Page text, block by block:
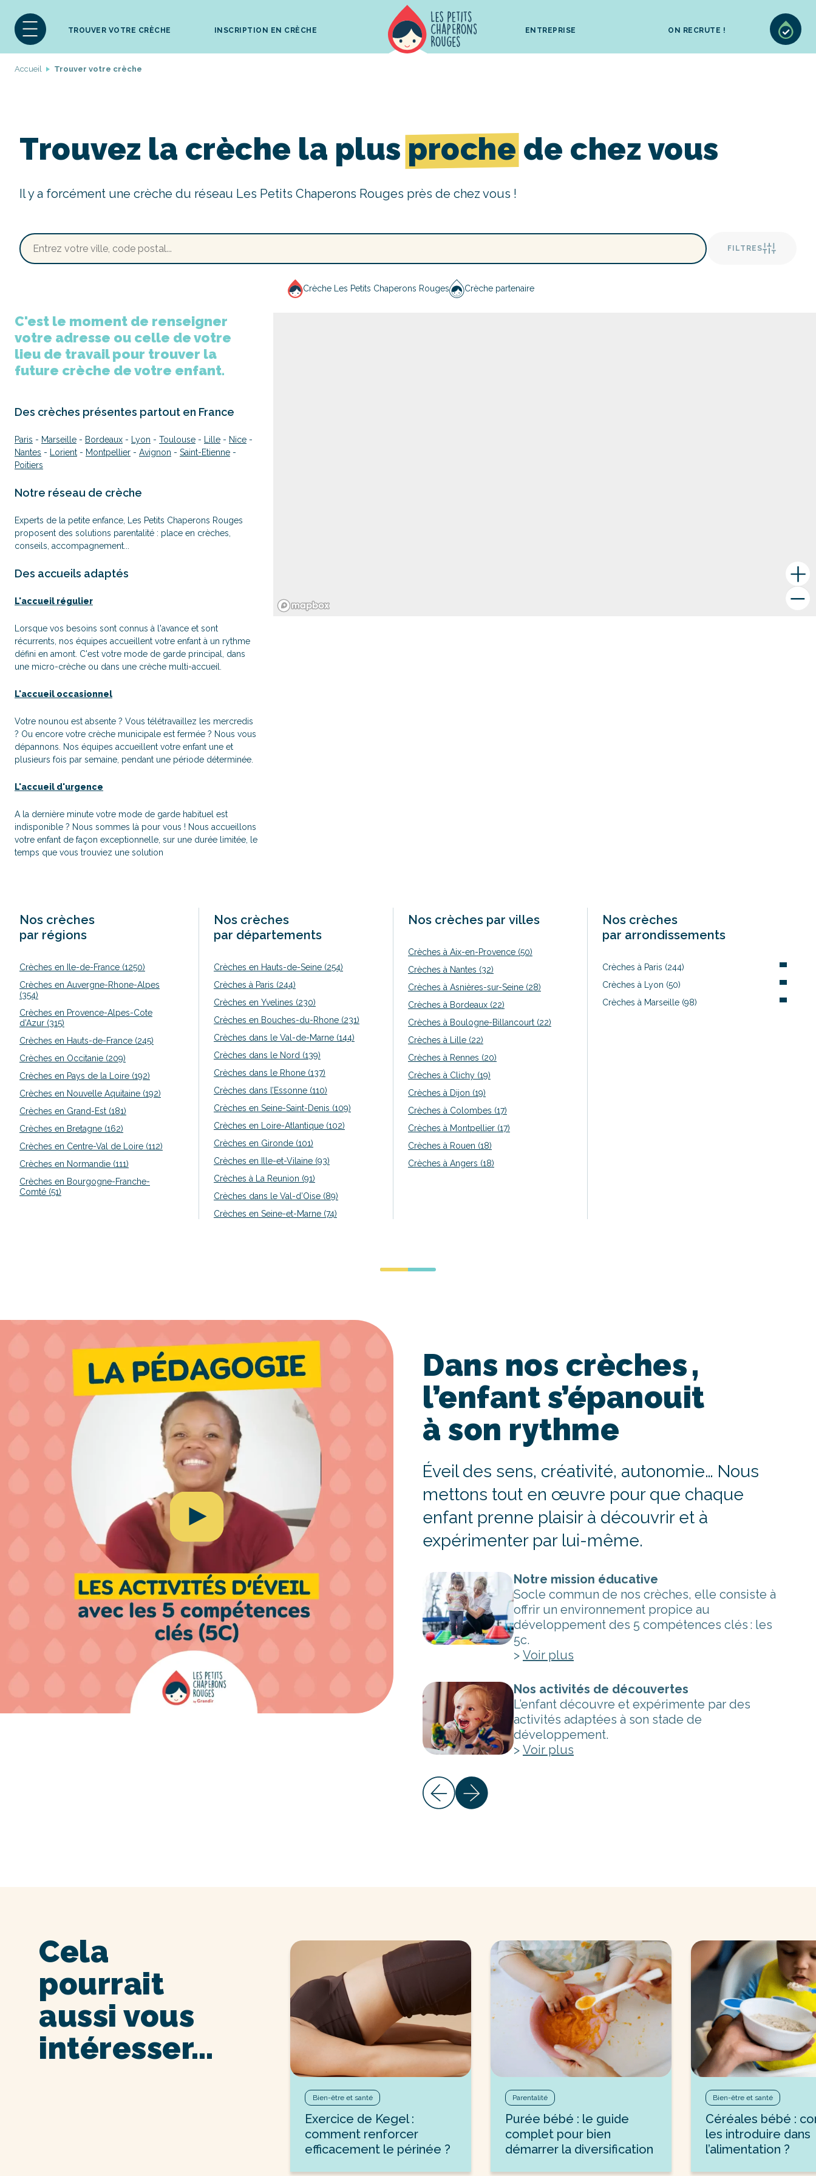
TROUVER VOTRE CRÈCHE INSCRIPTION EN CRÈCHE ENTREPRISE ON RECRUTE !
Accueil Trouver votre crèche
Trouvez la crèche la plus proche de chez vous
Il y a forcément une crèche du réseau Les Petits Chaperons Rouges près de chez vous !
FILTRES
C'est le moment de renseigner
votre adresse ou celle de votre
lieu de travail pour trouver la
future crèche de votre enfant.
Des crèches présentes partout en France
Paris - Marseille - Bordeaux - Lyon - Toulouse - Lille - Nice -
Nantes - Lorient - Montpellier - Avignon - Saint-Etienne -
Poitiers
Notre réseau de crèche
Experts de la petite enfance, Les Petits Chaperons Rouges
proposent des solutions parentalité : place en crèches,
conseils, accompagnement...
Des accueils adaptés
L'accueil régulier
Lorsque vos besoins sont connus à l'avance et sont
récurrents, nos équipes accueillent votre enfant à un rythme
défini en amont. C'est votre mode de garde principal, dans
une micro-crèche ou dans une crèche multi-accueil.
L'accueil occasionnel
Votre nounou est absente ? Vous télétravaillez les mercredis
? Ou encore votre crèche municipale est fermée ? Nous vous
dépannons. Nos équipes accueillent votre enfant une et
plusieurs fois par semaine, pendant une période déterminée.
L'accueil d'urgence
A la dernière minute votre mode de garde habituel est
indisponible ? Nous sommes là pour vous ! Nous accueillons
votre enfant de façon exceptionnelle, sur une durée limitée, le
temps que vous trouviez une solution
Crèche Les Petits Chaperons Rouges Crèche partenaire
Nos crèches
par régions
Crèches en Ile-de-France (1250)
Crèches en Auvergne-Rhone-Alpes
(354)
Crèches en Provence-Alpes-Cote
d’Azur (315)
Crèches en Hauts-de-France (245)
Crèches en Occitanie (209)
Crèches en Pays de la Loire (192)
Crèches en Nouvelle Aquitaine (192)
Crèches en Grand-Est (181)
Crèches en Bretagne (162)
Crèches en Centre-Val de Loire (112)
Crèches en Normandie (111)
Crèches en Bourgogne-Franche-
Comté (51)
Nos crèches
par départements
Crèches en Hauts-de-Seine (254)
Crèches à Paris (244)
Crèches en Yvelines (230)
Crèches en Bouches-du-Rhone (231)
Crèches dans le Val-de-Marne (144)
Crèches dans le Nord (139)
Crèches dans le Rhone (137)
Crèches dans l’Essonne (110)
Crèches en Seine-Saint-Denis (109)
Crèches en Loire-Atlantique (102)
Crèches en Gironde (101)
Crèches en Ille-et-Vilaine (93)
Crèches à La Reunion (91)
Crèches dans le Val-d’Oise (89)
Crèches en Seine-et-Marne (74)
Nos crèches par villes
Crèches à Aix-en-Provence (50)
Crèches à Nantes (32)
Crèches à Asnières-sur-Seine (28)
Crèches à Bordeaux (22)
Crèches à Boulogne-Billancourt (22)
Crèches à Lille (22)
Crèches à Rennes (20)
Crèches à Clichy (19)
Crèches à Dijon (19)
Crèches à Colombes (17)
Crèches à Montpellier (17)
Crèches à Rouen (18)
Crèches à Angers (18)
Nos crèches
par arrondissements
Crèches à Paris (244)
Crèches à Lyon (50)
Crèches à Marseille (98)
Dans nos crèches ,
l’enfant s’épanouit
à son rythme
Éveil des sens, créativité, autonomie… Nous
mettons tout en œuvre pour que chaque
enfant prenne plaisir à découvrir et à
expérimenter par lui-même.
Visite 360 de l’une de nos crèches
L’enfant accueilli évolue dans un espace pensé
pour lui, selon nos exigences qualitatives et
pédagogiques.
Voir plus
Nos professionnels passionnés
Chaque professionnel est choisi pour ses
compétences et sa passion du métier, un gage
Notre mission éducative
Socle commun de nos crèches, elle consiste à
offrir un environnement propice au
développement des 5 compétences clés : les
5c.
> Voir plus
Nos activités de découvertes
L’enfant découvre et expérimente par des
activités adaptées à son stade de
développement.
> Voir plus
Cela
pourrait
aussi vous
intéresser…
Bien-être et santé
Exercice de Kegel :
comment renforcer
efficacement le périnée ?
Parentalité
Purée bébé : le guide
complet pour bien
démarrer la diversification
Bien-être et santé
Céréales bébé :
les introduire dans
l’alimentation ?